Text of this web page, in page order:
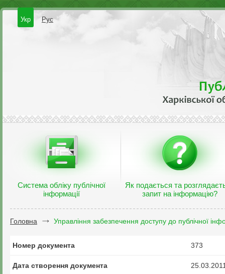
Укр Рус
Система обліку публічної
інформації
Як подається та
запит на інформацію?
Головна Управління забезпечення доступу до публічної
Номер документа 373
Дата створення документа